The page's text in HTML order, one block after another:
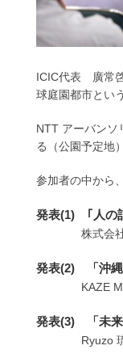
ICIC代表 廣常
球庭園都市とい
NTT アーバンソ
る（公園予定地
参加者の中から
発表(1) ｢人の
株式会社森
発表(2) 「沖縄
KAZE MO
発表(3) 「未来
Ryuzo 琉球